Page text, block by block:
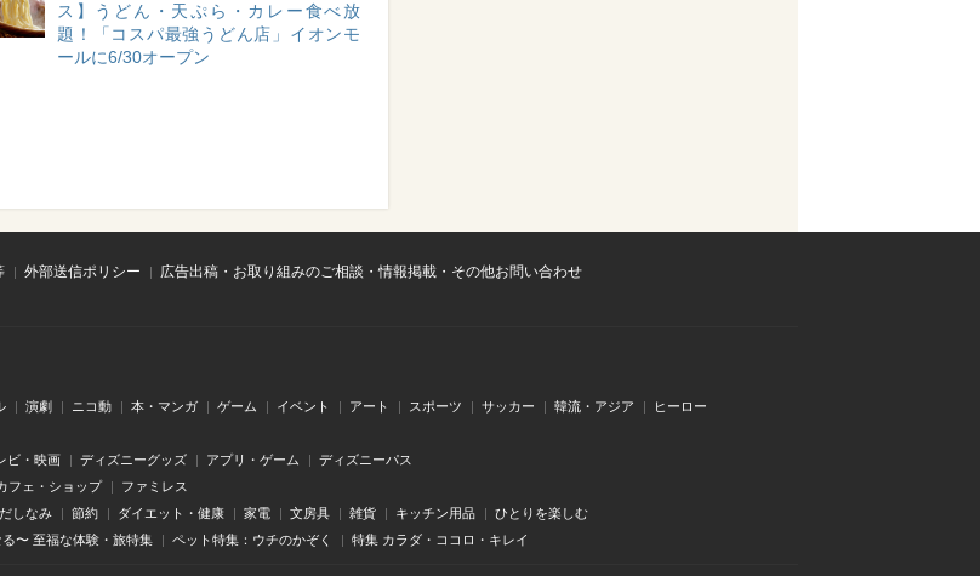
ス】うどん・天ぷら・カレー食べ放
題！「コスパ最強うどん店」イオンモ
ールに6/30オープン
外部送信ポリシー
広告出稿・お取り組みのご相談・情報掲載・その他お問い合わせ
演劇 ニコ動 本・マンガ ゲーム イベント アート スポーツ サッカー 韓流・アジア ヒーロー
ビ・映画 ディズニーグッズ アプリ・ゲーム ディズニーパス
フェ・ショップ ファミレス
しなみ 節約 ダイエット・健康 家電 文房具 雑貨 キッチン用品 ひとりを楽しむ
〜 至福な体験・旅特集 ペット特集：ウチのかぞく 特集 カラダ・ココロ・キレイ